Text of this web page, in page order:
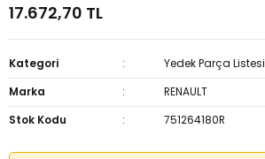
17.672,70 TL
Kategori
Yedek Parça Listesi
Marka
RENAULT
Stok Kodu
751264180R